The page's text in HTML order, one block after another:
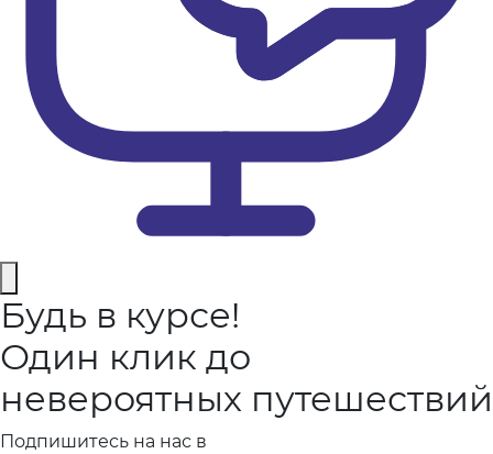
Будь в курсе!
Один клик до
невероятных путешествий
Подпишитесь на нас в